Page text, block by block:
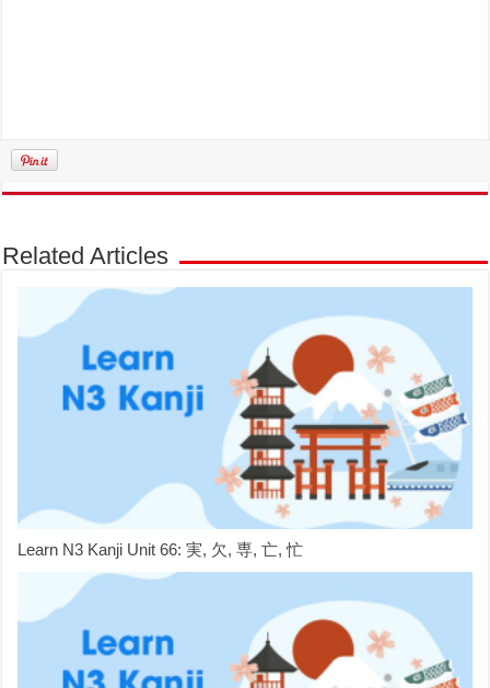
Related Articles
Learn N3 Kanji Unit 66: 実, 欠, 専, 亡, 忙